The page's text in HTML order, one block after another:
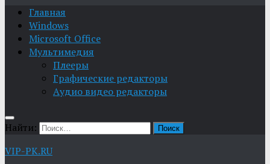
Главная
Windows
Microsoft Office
Мультимедия
Плееры
Графические редакторы
Aудио видео редакторы
Найти:
VIP-PK.RU